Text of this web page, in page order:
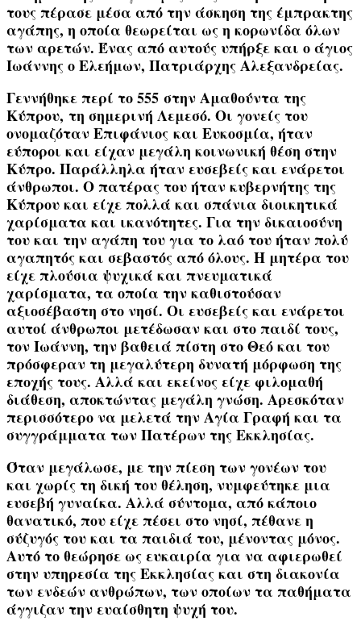
τους πέρασε μέσα από την άσκηση της έμπρακτης
αγάπης, η οποία θεωρείται ως η κορωνίδα όλων
των αρετών. Ένας από αυτούς υπήρξε και ο άγιος
Ιωάννης ο Ελεήμων, Πατριάρχης Αλεξανδρείας.
Γεννήθηκε περί το555 στηνΑμαθούντα της
Κύπρου, τη σημερινή Λεμεσό. Οι γονείς του
ονομαζότανΕπιφάνιος και Ευκοσμία, ήταν
εύποροι και είχαν μεγάλη κοινωνική θέση στην
Κύπρο. Παράλληλα ήταν ευσεβείς και ενάρετοι
άνθρωποι. Ο πατέρας του ήταν κυβερνήτης της
Κύπρου και είχε πολλά και σπάνια διοικητικά
χαρίσματα και ικανότητες. Για την δικαιοσύνη
του και την αγάπη του για το λαό του ήταν πολύ
αγαπητός και σεβαστός από όλους. Η μητέρα του
είχε πλούσια ψυχικά και πνευματικά
χαρίσματα, τα οποία την καθιστούσαν
αξιοσέβαστη στο νησί. Οι ευσεβείς και ενάρετοι
αυτοί άνθρωποι μετέδωσαν και στο παιδί τους,
τον Ιωάννη, την βαθειά πίστη στο Θεό και του
πρόσφεραν τη μεγαλύτερη δυνατή μόρφωση της
εποχής τους. Αλλά και εκείνος είχε φιλομαθή
διάθεση, αποκτώντας μεγάλη γνώση. Αρεσκόταν
περισσότερο να μελετά την Αγία Γραφή και τα
συγγράμματα των Πατέρων της Εκκλησίας.
Όταν μεγάλωσε, με την πίεση των γονέων του
και χωρίς τη δική του θέληση, νυμφεύτηκε μια
ευσεβή γυναίκα. Αλλά σύντομα, από κάποιο
θανατικό, που είχε πέσει στο νησί, πέθανε η
σύζυγός του και τα παιδιά του, μένοντας μόνος.
Αυτό το θεώρησε ως ευκαιρία για να αφιερωθεί
στην υπηρεσία της Εκκλησίας και στη διακονία
των ενδεών ανθρώπων, των οποίων τα παθήματα
άγγιζαν την ευαίσθητη ψυχή του.